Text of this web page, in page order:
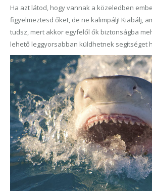
Ha azt látod, hogy vannak a közeledben
figyelmeztesd őket, de ne kalimpálj! Kiabálj,
tudsz, mert akkor egyfelől ők biztonságba
lehető leggyorsabban küldhetnek segítséget